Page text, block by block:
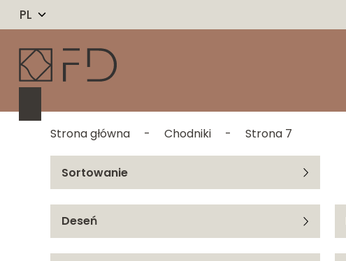
PL
Strona główna - Chodniki - Strona 7
Sortowanie
Od A do Z
Od Z do A
Deseń
Ager